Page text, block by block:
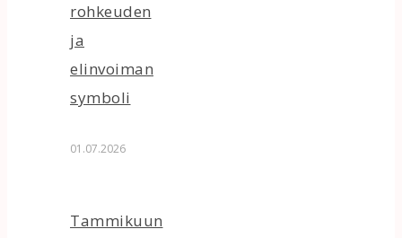
rohkeuden
ja
elinvoiman
symboli
01.07.2026
Tammikuun